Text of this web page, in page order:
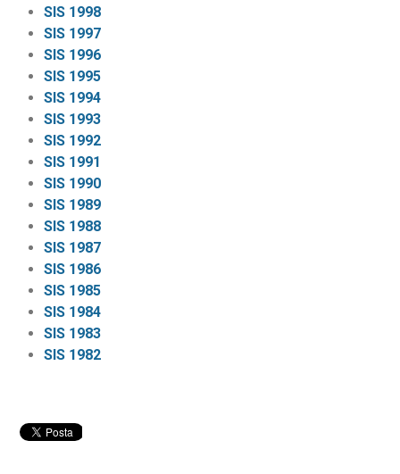
SIS 1998
SIS 1997
SIS 1996
SIS 1995
SIS 1994
SIS 1993
SIS 1992
SIS 1991
SIS 1990
SIS 1989
SIS 1988
SIS 1987
SIS 1986
SIS 1985
SIS 1984
SIS 1983
SIS 1982